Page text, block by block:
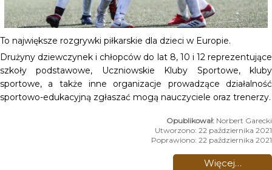
To największe rozgrywki piłkarskie dla dzieci w Europie.
Drużyny dziewczynek i chłopców do lat 8, 10 i 12 reprezentujące
szkoły podstawowe, Uczniowskie Kluby Sportowe, kluby
sportowe, a także inne organizacje prowadzące działalność
sportowo-edukacyjną zgłaszać mogą nauczyciele oraz trenerzy.
Norbert Garecki
Utworzono: 22 października 2021
Poprawiono: 22 października 2021
Więcej…